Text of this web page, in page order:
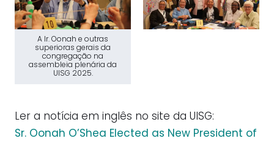
A Ir. Oonah e outras
superioras gerais da
congregação na
assembleia plenária da
UISG 2025.
Ler a notícia em inglês no site da UISG:
Sr. Oonah O’Shea Elected as New President of